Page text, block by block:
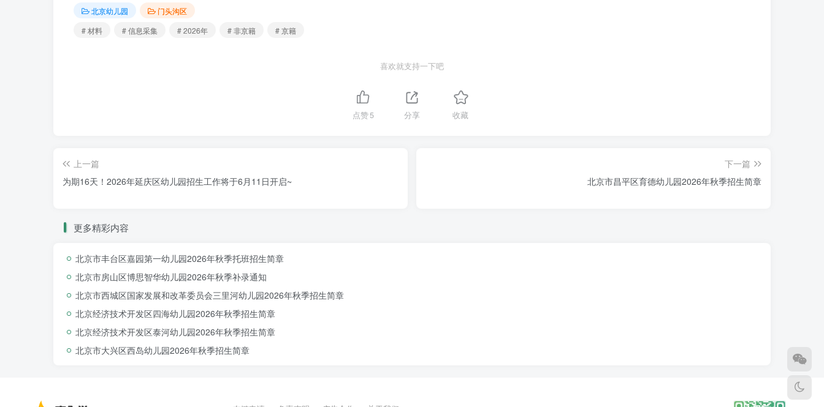
北京幼儿园
门头沟区
# 材料
# 信息采集 # 2026年 # 非京籍 # 京籍
喜欢就支持一下吧
点赞5 分享 收藏
上一篇
为期16天！2026年延庆区幼儿园招生工作将于6月11日开启~
下一篇
北京市昌平区育德幼儿园2026年秋季招生简章
更多精彩内容
北京市丰台区嘉园第一幼儿园2026年秋季托班招生简章
北京市房山区博思智华幼儿园2026年秋季补录通知
北京市西城区国家发展和改革委员会三里河幼儿园2026年秋季招生简章
北京经济技术开发区四海幼儿园2026年秋季招生简章
北京经济技术开发区泰河幼儿园2026年秋季招生简章
北京市大兴区西岛幼儿园2026年秋季招生简章